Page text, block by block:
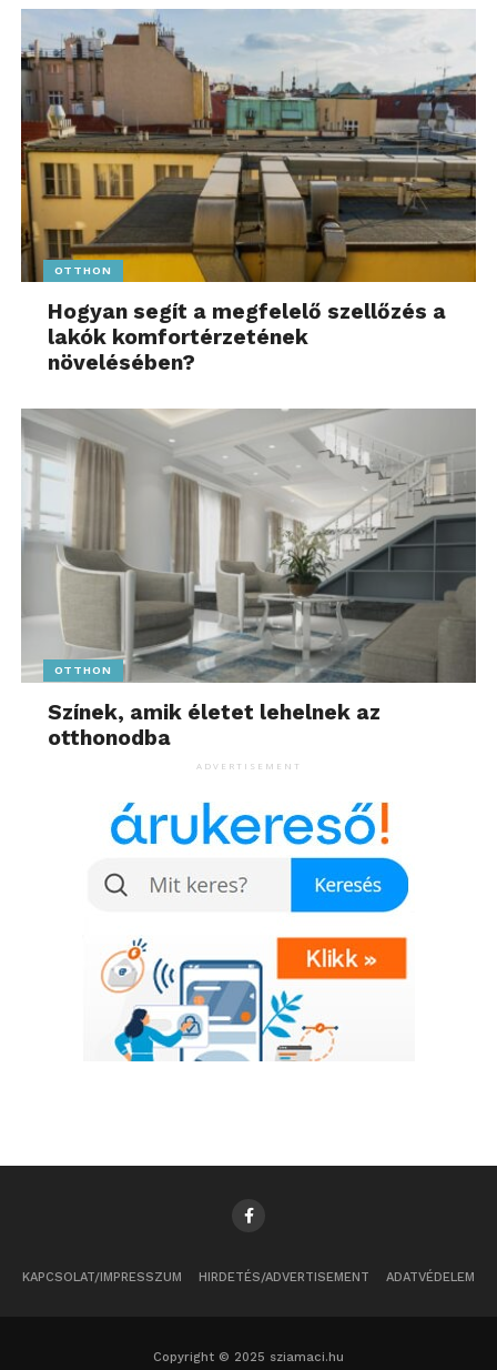
OTTHON
Hogyan segít a megfelelő szellőzés a
lakók komfortérzetének
növelésében?
OTTHON
Színek, amik életet lehelnek az
otthonodba
ADVERTISEMENT
KAPCSOLAT/IMPRESSZUM HIRDETÉS/ADVERTISEMENT ADATVÉDELEM
Copyright © 2025 sziamaci.hu